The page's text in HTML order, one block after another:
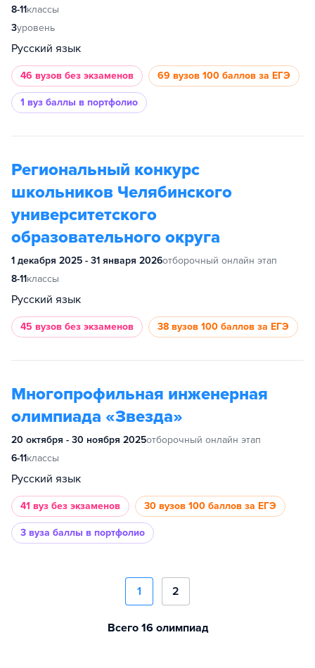
8-11классы
3уровень
Русский язык
46 вузов без экзаменов 69 вузов 100 баллов за ЕГЭ
1 вуз баллы в портфолио
Региональный конкурс
школьников Челябинского
университетского
образовательного округа
1 декабря 2025 - 31 января 2026отборочный онлайн этап
8-11классы
Русский язык
45 вузов без экзаменов 38 вузов 100 баллов за ЕГЭ
Многопрофильная инженерная
олимпиада «Звезда»
20 октября - 30 ноября 2025отборочный онлайн этап
6-11классы
Русский язык
41 вуз без экзаменов 30 вузов 100 баллов за ЕГЭ
3 вуза баллы в портфолио
1 2
Всего 16 олимпиад